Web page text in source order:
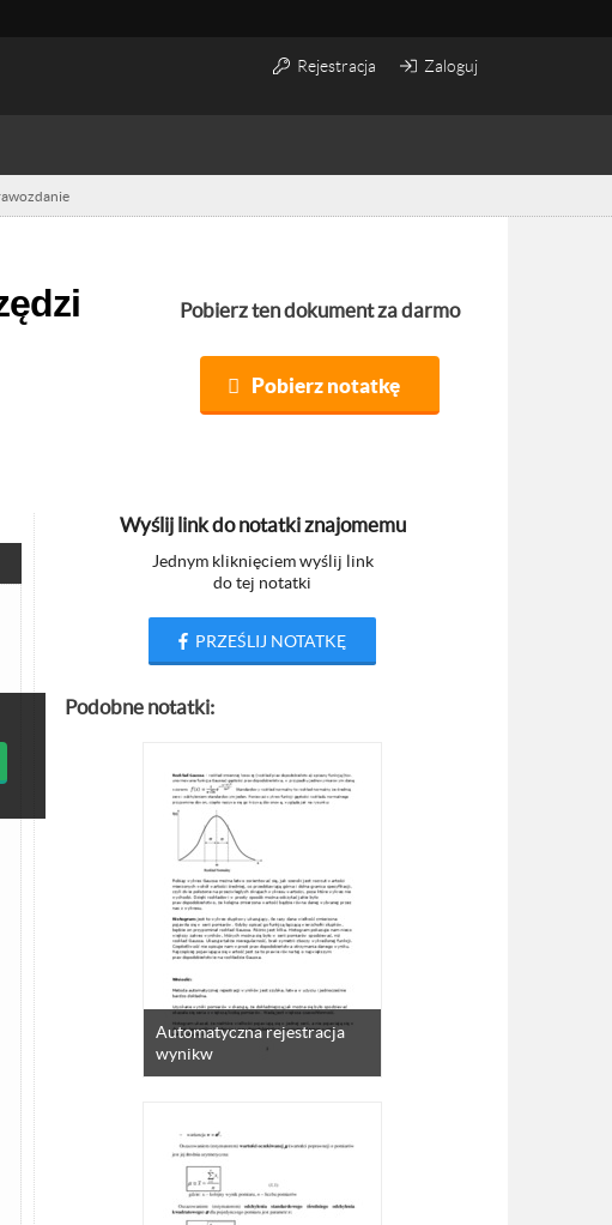
Rejestracja Zaloguj
Pobierz ten dokument za darmo
Pobierz notatkę
Wyślij link do notatki znajomemu
Jednym kliknięciem wyślij link
do tej notatki
PRZEŚLIJ NOTATKĘ
Podobne notatki:
Automatyczna rejestracja
wynikw